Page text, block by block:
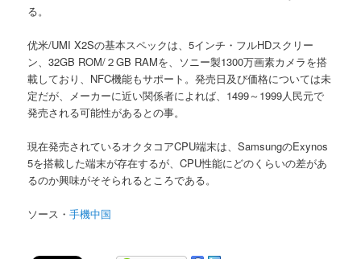
る。
优米/UMI X2Sの基本スペックは、5インチ・フルHDスクリー
ン、32GB ROM/２GB RAMを、ソニー製1300万画素カメラを搭
載しており、NFC機能もサポート。発売日及び価格については未
定だが、メーカーに近い関係者によれば、1499～1999人民元で
発売される可能性があるとの事。
現在発売されているオクタコアCPU端末は、SamsungのExynos
5を搭載した端末が存在するが、CPU性能にどのくらいの差があ
るのか興味がそそられるところである。
ソース・手機中国